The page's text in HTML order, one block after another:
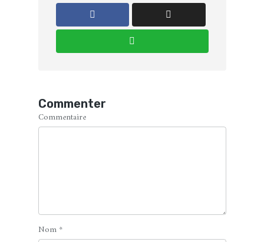
Commenter
Commentaire
Nom *